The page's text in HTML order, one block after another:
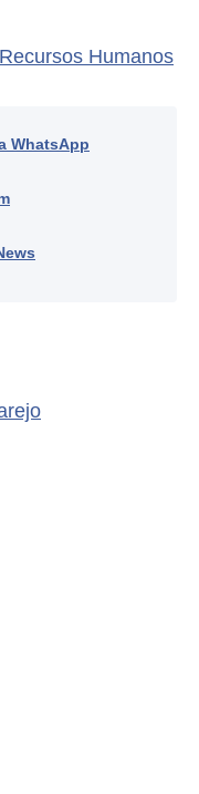
Humanos
WhatsApp